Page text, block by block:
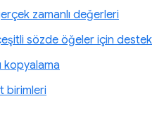
zamanlı değerleri
sözde öğeler için destek
kopyalama
birimleri